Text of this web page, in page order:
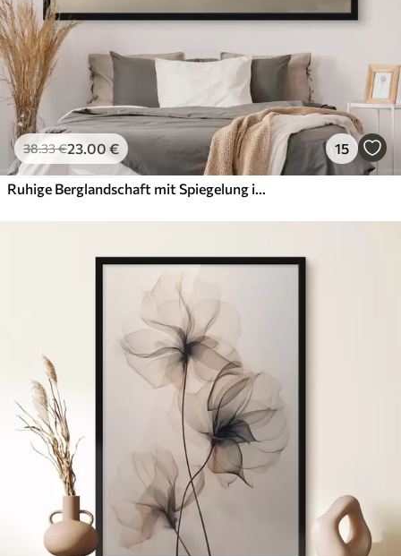
38.33€23.00 € 15
Ruhige Berglandschaft mit Spiegelung im Wasser